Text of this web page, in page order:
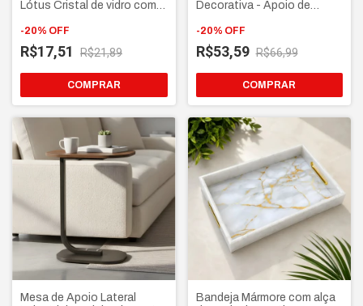
Lótus Cristal de vidro com
Baleiro Açucareiro
decorativo luxo
-20% OFF
R$17,51 R$21,89
COMPRAR
Decorativa - Apoio de
estilo industrial
-20% OFF
R$53,59 R$66,99
COMPRAR
Mesa de Apoio Lateral
Bandeja Mármore com alça